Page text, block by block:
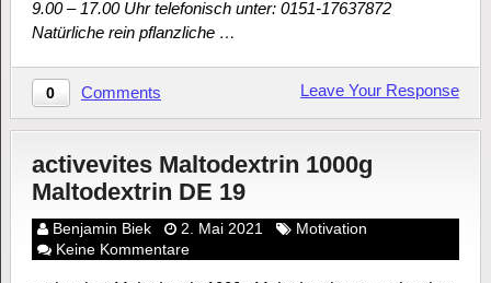
9.00 – 17.00 Uhr telefonisch unter: 0151-17637872
Natürliche rein pflanzliche …
0 Comments Leave Your Response
activevites Maltodextrin 1000g
Maltodextrin DE 19
Benjamin Biek 2. Mai 2021
Motivation
Keine Kommentare